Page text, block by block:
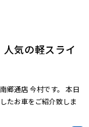
人気の軽スライ
郷通店 今村です。 本日
たお車をご紹介致しま